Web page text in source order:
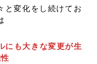
と変化をし続けてお
にも大きな変更が生